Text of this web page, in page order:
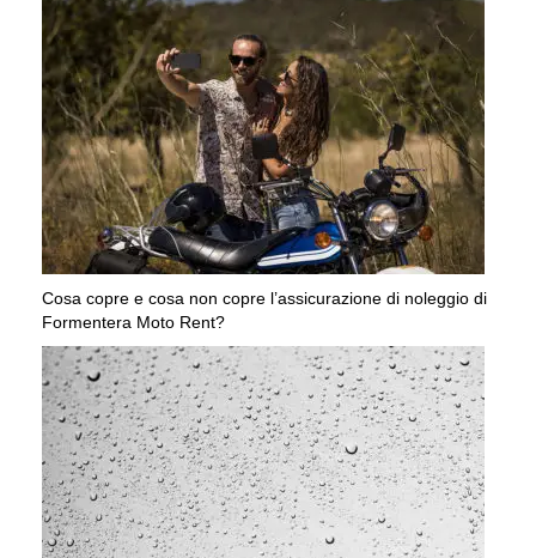
Cosa copre e cosa non copre l’assicurazione di noleggio di
Formentera Moto Rent?